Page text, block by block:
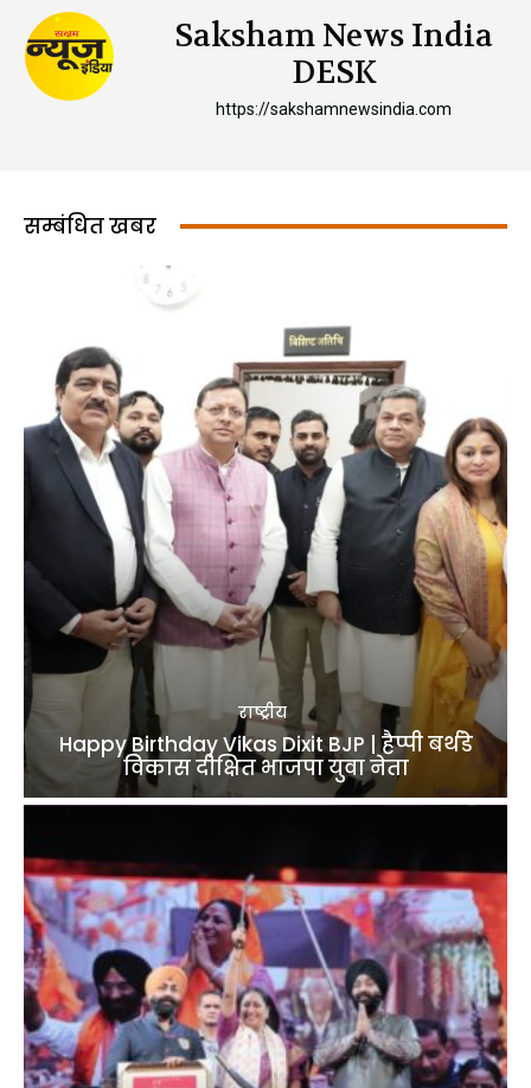
Saksham News India
DESK
https://sakshamnewsindia.com
सम्बंधित खबर
राष्ट्रीय
Happy Birthday Vikas Dixit BJP | हैप्पी बर्थडे
विकास दीक्षित भाजपा युवा नेता